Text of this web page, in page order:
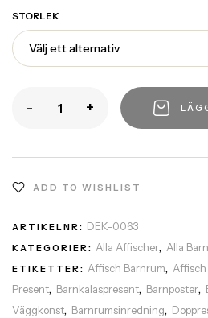
STORLEK
- +
ADD TO WISHLIST
ARTIKELNR: DEK-0063
KATEGORIER: Alla Affischer, Alla
ETIKETTER: Affisch Barnrum, Affisch
Present, Barnkalaspresent, Barnposter,
Väggkonst, Barnrumsinredning,